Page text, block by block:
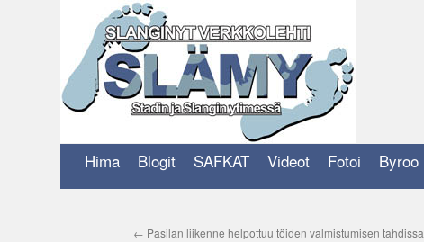
Hima Blogit SAFKAT Videot Fotoi Byroo
← Pasilan liikenne helpottuu töiden valmistumisen tahdissa